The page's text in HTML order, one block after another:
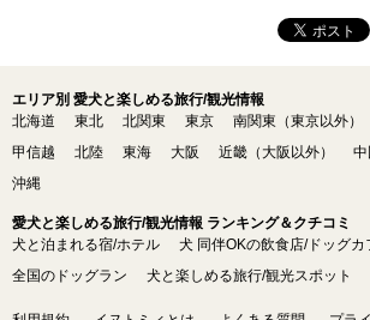
エリア別 愛犬と楽しめる旅行/観光情報
北海道
東北 北関東 東京 南関東（東京以外）
甲信越
北陸 東海 大阪 近畿（大阪以外） 中
沖縄
愛犬と楽しめる旅行/観光情報 ランキング＆クチコミ
犬と泊まれる宿/ホテル
犬 同伴OKの飲食店/ドッグカ
全国のドッグラン
犬と楽しめる旅行/観光スポット